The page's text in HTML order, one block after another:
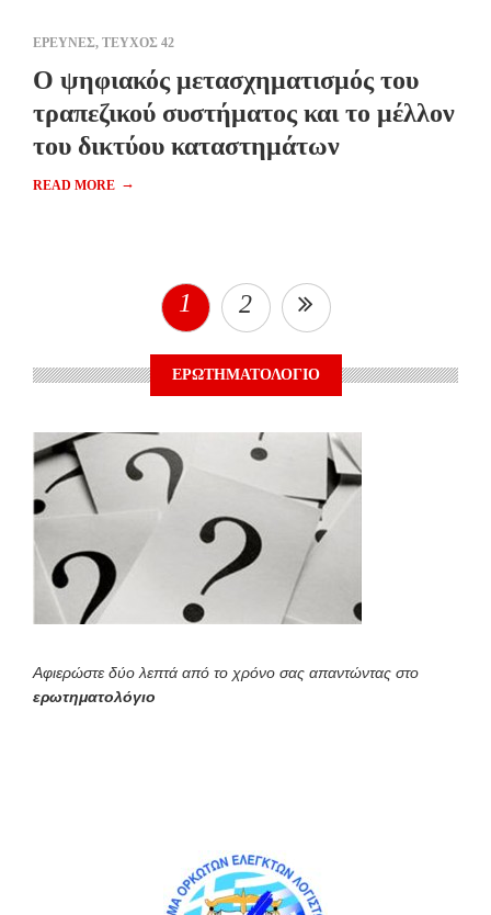
ΕΡΕΥΝΕΣ, ΤΕΥΧΟΣ 42
Ο ψηφιακός μετασχηματισμός του
τραπεζικού συστήματος και το μέλλον
του δικτύου καταστημάτων
READ MORE →
1 2
ΕΡΩΤΗΜΑΤΟΛΟΓΙΟ
Αφιερώστε δύο λεπτά από το χρόνο σας απαντώντας στο
ερωτηματολόγιο